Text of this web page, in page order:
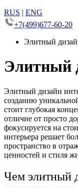
RUS | ENG
+7(499)677-60-20
Элитный
Элитный
Элитный дизайн
созданию
стоит глубокая
отличие от просто
фокусируется на
интерьера решает
пространство в
ценностей и стиля
Чем элитный